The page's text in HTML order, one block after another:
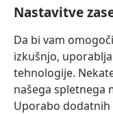
Nastavitve
Da bi vam
izkušnjo,
tehnologije.
našega spletnega
Uporabo
(odpre
novo
okno) Watchtowerjeva
(odpre
novo
okno) JW Hub
(odpre
novo
okno)JW Library